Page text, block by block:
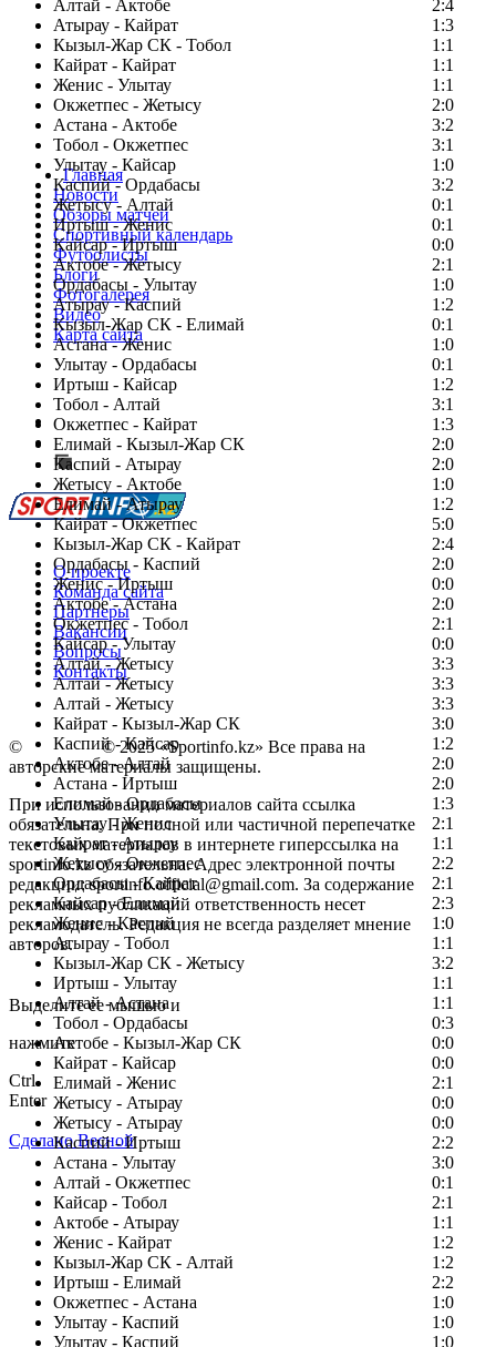
Алтай - Актобе
2:4
Атырау - Кайрат
1:3
Кызыл-Жар СК - Тобол
1:1
Кайрат - Кайрат
1:1
Женис - Улытау
1:1
Окжетпес - Жетысу
2:0
Астана - Актобе
3:2
Тобол - Окжетпес
3:1
Улытау - Кайсар
1:0
Каспий - Ордабасы
3:2
Жетысу - Алтай
0:1
Иртыш - Женис
0:1
Кайсар - Иртыш
0:0
Актобе - Жетысу
2:1
Ордабасы - Улытау
1:0
Атырау - Каспий
1:2
Кызыл-Жар СК - Елимай
0:1
Астана - Женис
1:0
Улытау - Ордабасы
0:1
Иртыш - Кайсар
1:2
Тобол - Алтай
3:1
Окжетпес - Кайрат
1:3
Елимай - Кызыл-Жар СК
2:0
Каспий - Атырау
2:0
Жетысу - Актобе
1:0
Елимай - Атырау
1:2
Кайрат - Окжетпес
5:0
Кызыл-Жар СК - Кайрат
2:4
Ордабасы - Каспий
2:0
Женис - Иртыш
0:0
Актобе - Астана
2:0
Окжетпес - Тобол
2:1
Кайсар - Улытау
0:0
Алтай - Жетысу
3:3
Алтай - Жетысу
3:3
Алтай - Жетысу
3:3
Кайрат - Кызыл-Жар СК
3:0
Каспий - Кайсар
1:2
Актобе - Алтай
2:0
Астана - Иртыш
2:0
Елимай - Ордабасы
1:3
Улытау - Женис
2:1
Кайрат - Атырау
1:1
Жетысу - Окжетпес
2:2
Ордабасы - Кайрат
2:1
Кайсар - Елимай
2:3
Женис - Каспий
1:0
Атырау - Тобол
1:1
Кызыл-Жар СК - Жетысу
3:2
Иртыш - Улытау
1:1
Алтай - Астана
1:1
Тобол - Ордабасы
0:3
Актобе - Кызыл-Жар СК
0:0
Кайрат - Кайсар
0:0
Елимай - Женис
2:1
Жетысу - Атырау
0:0
Жетысу - Атырау
0:0
Каспий - Иртыш
2:2
Астана - Улытау
3:0
Алтай - Окжетпес
0:1
Кайсар - Тобол
2:1
Актобе - Атырау
1:1
Женис - Кайрат
1:2
Кызыл-Жар СК - Алтай
1:2
Иртыш - Елимай
2:2
Окжетпес - Астана
1:0
Улытау - Каспий
1:0
Улытау - Каспий
1:0
Главная
Новости
Обзоры матчей
Спортивный календарь
Футболисты
Блоги
Фотогалерея
Видео
Карта сайта
Есть идея?
Сообщить о мероприятии
Перейти на старый сайт
О проекте
Команда сайта
Партнеры
Вакансии
Вопросы
Контакты
© Copyright© 2025 «Sportinfo.kz» Все права на
авторские материалы защищены.
При использовании материалов сайта ссылка
обязательна. При полной или частичной перепечатке
текстовых материалов в интернете гиперссылка на
sportinfo.kz обязательна. Адрес электронной почты
редакции: sportinfo.official@gmail.com. За содержание
рекламных публикаций ответственность несет
рекламодатель. Редакция не всегда разделяет мнение
авторов.
Заметили ошибку в тексте?
Выделите ее мышью и
нажмите
Ctrl
Enter
Сделано Весной